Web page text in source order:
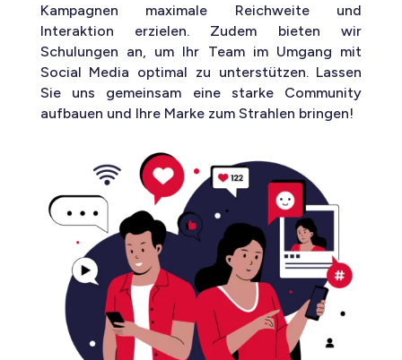
Kampagnen maximale Reichweite und
Interaktion erzielen. Zudem bieten wir
Schulungen an, um Ihr Team im Umgang mit
Social Media optimal zu unterstützen. Lassen
Sie uns gemeinsam eine starke Community
aufbauen und Ihre Marke zum Strahlen bringen!